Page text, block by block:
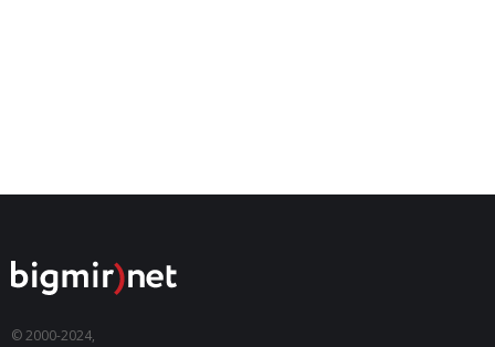
© 2000-2024,